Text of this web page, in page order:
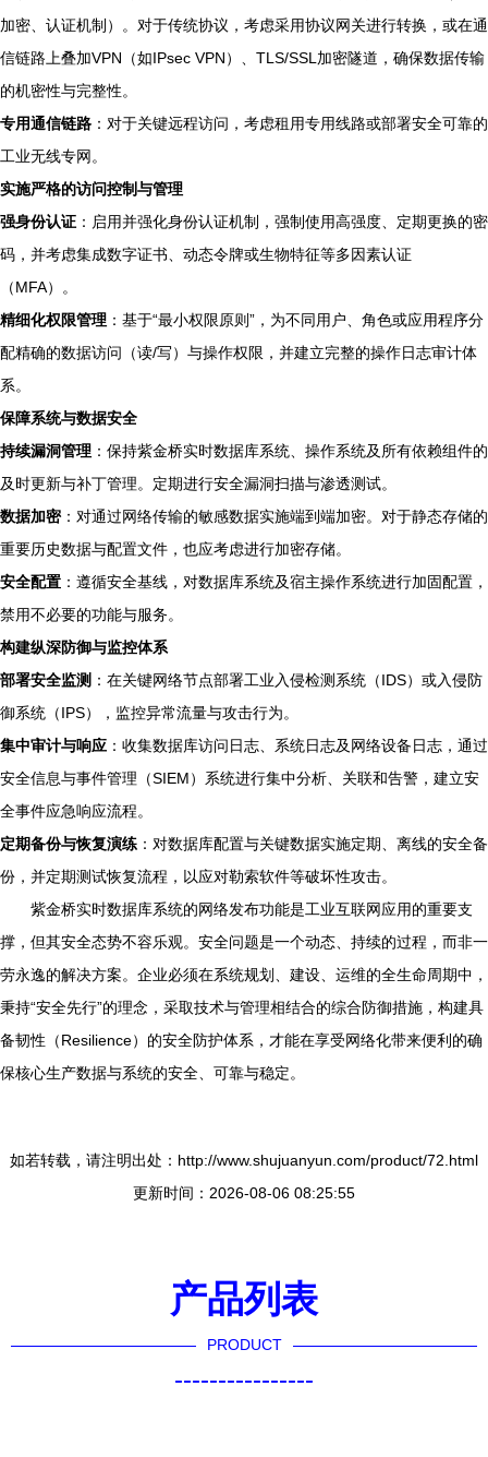
加密、认证机制）。对于传统协议，考虑采用协议网关进行转换，或在通
信链路上叠加VPN（如IPsec VPN）、TLS/SSL加密隧道，确保数据传输
的机密性与完整性。
专用通信链路 ：对于关键远程访问，考虑租用专用线路或部署安全可靠的
工业无线专网。
实施严格的访问控制与管理
强身份认证 ：启用并强化身份认证机制，强制使用高强度、定期更换的密
码，并考虑集成数字证书、动态令牌或生物特征等多因素认证
（MFA）。
精细化权限管理 ：基于“最小权限原则”，为不同用户、角色或应用程序分
配精确的数据访问（读/写）与操作权限，并建立完整的操作日志审计体
系。
保障系统与数据安全
持续漏洞管理 ：保持紫金桥实时数据库系统、操作系统及所有依赖组件的
及时更新与补丁管理。定期进行安全漏洞扫描与渗透测试。
数据加密：对通过网络传输的敏感数据实施端到端加密。对于静态存储的
重要历史数据与配置文件，也应考虑进行加密存储。
安全配置 ：遵循安全基线，对数据库系统及宿主操作系统进行加固配置，
禁用不必要的功能与服务。
构建纵深防御与监控体系
部署安全监测 ：在关键网络节点部署工业入侵检测系统（IDS）或入侵防
御系统（IPS），监控异常流量与攻击行为。
集中审计与响应 ：收集数据库访问日志、系统日志及网络设备日志，通过
安全信息与事件管理（SIEM）系统进行集中分析、关联和告警，建立安
全事件应急响应流程。
定期备份与恢复演练 ：对数据库配置与关键数据实施定期、离线的安全备
份，并定期测试恢复流程，以应对勒索软件等破坏性攻击。
紫金桥实时数据库系统的网络发布功能是工业互联网应用的重要支
撑，但其安全态势不容乐观。安全问题是一个动态、持续的过程，而非一
劳永逸的解决方案。企业必须在系统规划、建设、运维的全生命周期中，
秉持“安全先行”的理念，采取技术与管理相结合的综合防御措施，构建具
备韧性（Resilience）的安全防护体系，才能在享受网络化带来便利的确
保核心生产数据与系统的安全、可靠与稳定。
如若转载，请注明出处：http://www.shujuanyun.com/product/72.html
更新时间：2026-08-06 08:25:55
产品列表
PRODUCT
----------------